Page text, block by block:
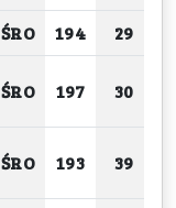
ŚRO 194 29
ŚRO 197 30
ŚRO 193 39